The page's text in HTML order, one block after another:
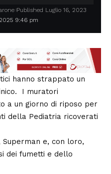
9:46 pm
Published Luglio 16, 2023
hanno strappato un
. I muratori
a un giorno di riposo per
della Pediatria ricoverati
e, con loro,
dei fumetti e dello